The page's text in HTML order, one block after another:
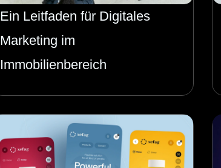
Ein Leitfaden für Digitales
Marketing im
Immobilienbereich